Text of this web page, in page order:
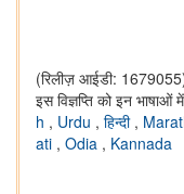
(रिलीज़ आईडी:
इस विज्ञप्ति को इन भाषाओं
h , Urdu , हिन्दी ,
ati , Odia , Kannada